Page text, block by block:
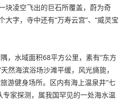
块凌空飞出的巨石所覆盖，蔚为奇
大字，寺中还有“万寿云宫”、“威灵宝
，水域面积68平方公里，素有“东方
然海滨浴场沙滩平缓，风光旖旎，
游健身场所。区内有海上温泉井“七
家探测，属我国罕见的一处海水温